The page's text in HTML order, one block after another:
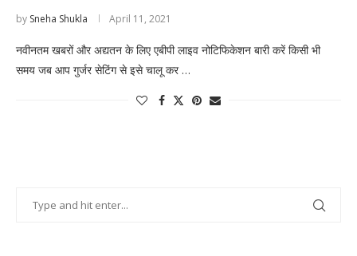
by Sneha Shukla April 11, 2021
नवीनतम खबरों और अद्यतन के लिए एबीपी लाइव नोटिफिकेशन बारी करें किसी भी
समय जब आप गुर्जर सेटिंग से इसे चालू कर …